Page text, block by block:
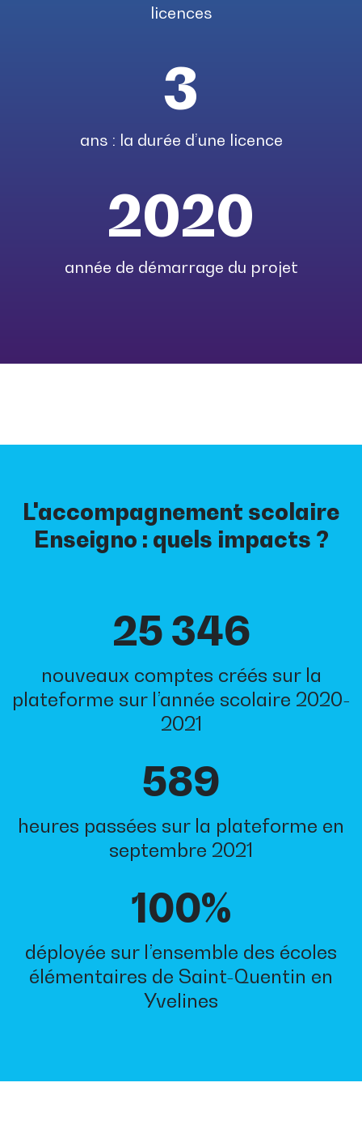
licences
3
ans : la durée d’une licence
2020
année de démarrage du projet
L'accompagnement scolaire
Enseigno : quels impacts ?
25 346
nouveaux comptes créés sur la
plateforme sur l’année scolaire 2020-
2021
589
heures passées sur la plateforme en
septembre 2021
100%
déployée sur l’ensemble des écoles
élémentaires de Saint-Quentin en
Yvelines